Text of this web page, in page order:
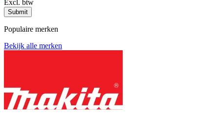
Excl. btw
Submit
Populaire merken
Bekijk alle merken